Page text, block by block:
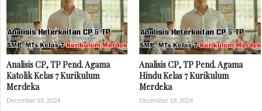
Analisis CP, TP Pend. Agama
Katolik Kelas 7 Kurikulum
Merdeka
December 18, 2024
Analisis CP, TP Pend. Agama
Hindu Kelas 7 Kurikulum
Merdeka
December 18, 2024